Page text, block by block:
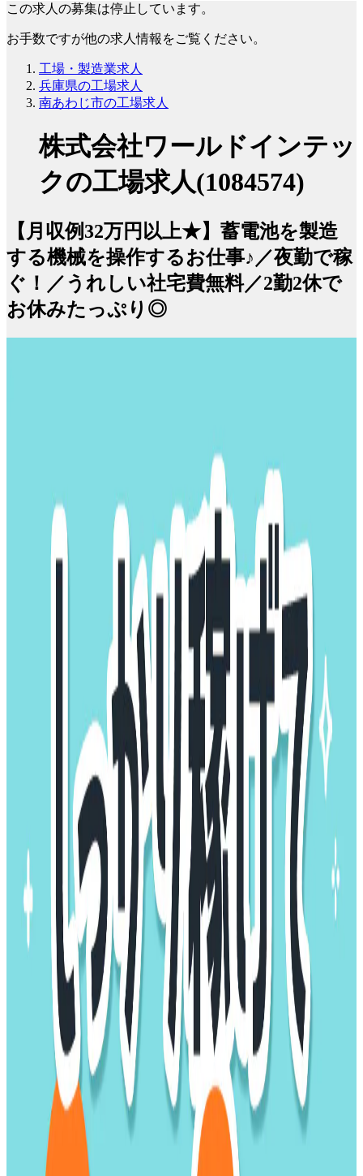
この求人の募集は停止しています。
お手数ですが他の求人情報をご覧ください。
工場・製造業求人
兵庫県の工場求人
南あわじ市の工場求人
株式会社ワールドインテッ
クの工場求人(1084574)
【月収例32万円以上★】蓄電池を製造
する機械を操作するお仕事♪／夜勤で稼
ぐ！／うれしい社宅費無料／2勤2休で
お休みたっぷり◎